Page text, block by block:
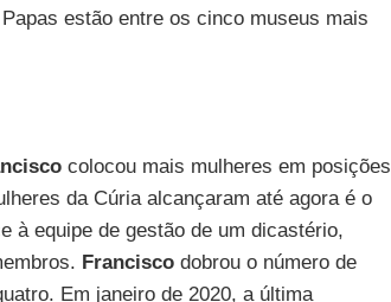
estão entre os cinco museus mais
colocou mais mulheres em posições
da Cúria alcançaram até agora é o
à equipe de gestão de um dicastério,
Franciscodobrou o número de
Em janeiro de 2020, a última